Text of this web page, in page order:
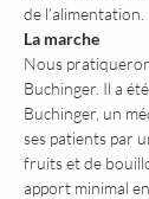
de l’alimentation.
La marche
Nous
Buchinger. Il a
Buchinger, un
ses patients par
fruits et de
apport minimal